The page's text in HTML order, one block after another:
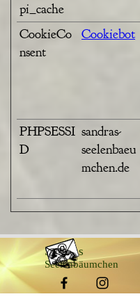
pi_cache
CookieCo
nsent
Cookiebot
PHPSESSI
D
sandras-
seelenbaeu
mchen.de
Seelenbäumchen
Sandras